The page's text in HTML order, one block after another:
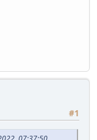
#1